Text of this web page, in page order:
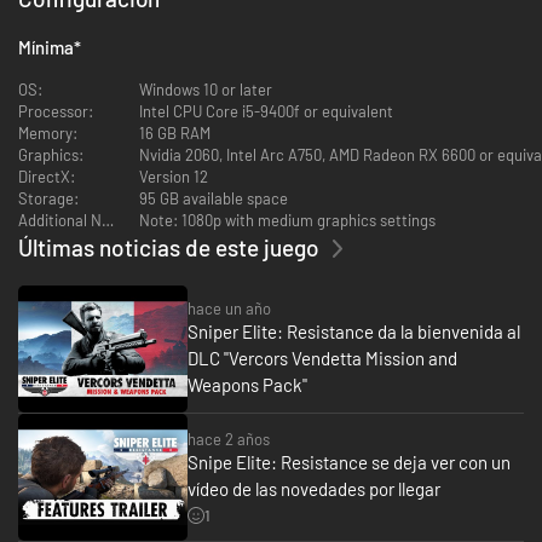
por primera vez las riendas de la situación al descubrir una nueva y
los nazis en la guerra.
En colaboración con la Resistencia francesa, esta mortífera adición al
arsenal del Reich debe eliminarse.
Los múltiples blancos de la lista de objetivos y los distintos puntos de
infiltración y extracción te ofrecen una magnífica elección para cumplir
los objetivos y crear tu propio estilo de juego.
La campaña completa también puede jugarse en modo cooperativo.
Lucha contra la maquinaria de guerra nazi con un aliado para compartir
armas, objetos y conocimientos tácticos, así como para ayudaros a volver
a la contienda cuando caigáis en combate.
CÁMARA DE MUERTES DE RAYOS X VISCERAL Y FÍSICA AVANZADA DE
DISPAROS
Mínima*
OS:
Windows 10 or later
Processor:
Intel CPU Core i5-9400f or equivalent
Memory:
16 GB RAM
Graphics:
Nvidia 2060, Intel Arc A750, AMD Radeon RX 6600 or
DirectX:
Version 12
Storage:
95 GB available space
Additional Notes:
Note: 1080p with medium graphics settings
Últimas noticias de este juego
hace un año
Sniper Elite: Resistance da la bienvenida al
DLC "Vercors Vendetta Mission and
Weapons Pack"
hace 2 años
Snipe Elite: Resistance se deja ver con un
vídeo de las novedades por llegar
1